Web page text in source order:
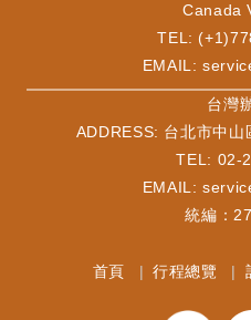
Canada
TEL:
EMAIL:
台灣
ADDRESS: 台北市中
TEL: 02-
EMAIL:
統編：
首頁 行程總覽